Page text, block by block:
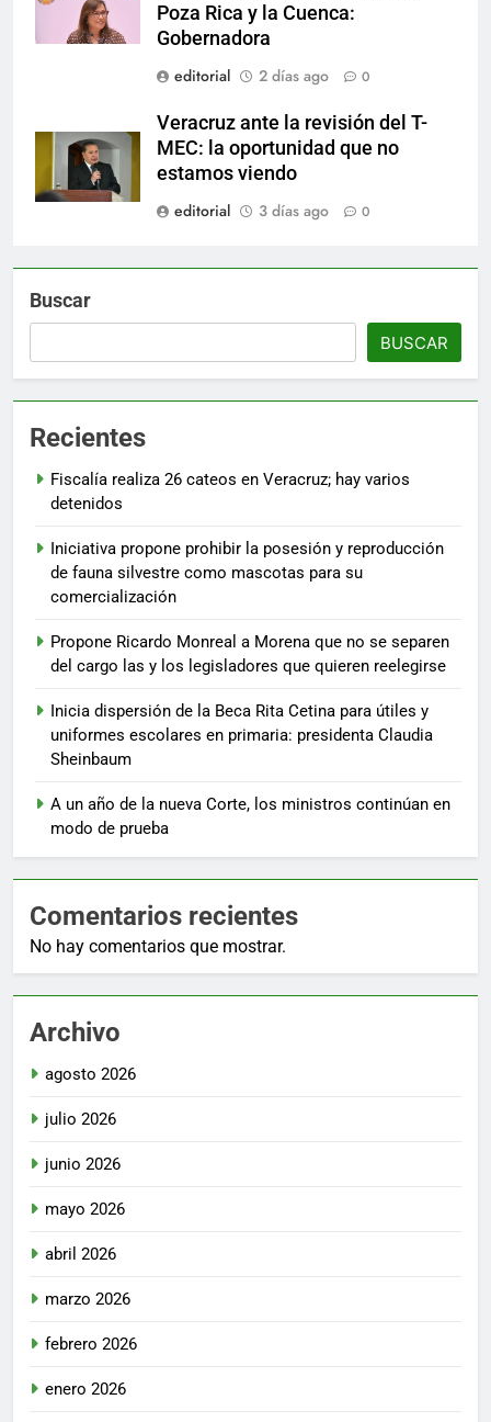
Poza Rica y la Cuenca:
Gobernadora
editorial
2 días ago 0
Veracruz ante la revisión del T-
MEC: la oportunidad que no
estamos viendo
editorial
3 días ago 0
Buscar
BUSCAR
Recientes
Fiscalía realiza 26 cateos en Veracruz; hay varios
detenidos
Iniciativa propone prohibir la posesión y reproducción
de fauna silvestre como mascotas para su
comercialización
Propone Ricardo Monreal a Morena que no se separen
del cargo las y los legisladores que quieren reelegirse
Inicia dispersión de la Beca Rita Cetina para útiles y
uniformes escolares en primaria: presidenta Claudia
Sheinbaum
A un año de la nueva Corte, los ministros continúan en
modo de prueba
Comentarios recientes
No hay comentarios que mostrar.
Archivo
agosto 2026
julio 2026
junio 2026
mayo 2026
abril 2026
marzo 2026
febrero 2026
enero 2026